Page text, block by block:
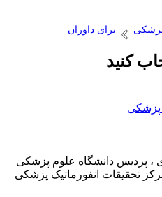
برای داوران
کنید
پردیس دانشگاه علوم پزشکی
تحقیقات انفورماتیک پزشکی